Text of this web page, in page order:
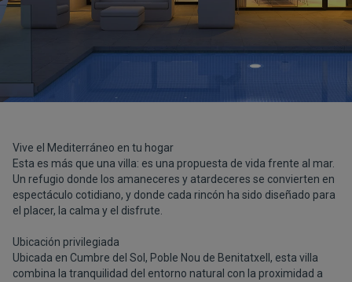
Vive el Mediterráneo en tu hogar
Esta es más que una villa: es una propuesta de vida frente al mar.
Un refugio donde los amaneceres y atardeceres se convierten en
espectáculo cotidiano, y donde cada rincón ha sido diseñado para
el placer, la calma y el disfrute.
Ubicación privilegiada
Ubicada en Cumbre del Sol, Poble Nou de Benitatxell, esta villa
combina la tranquilidad del entorno natural con la proximidad a